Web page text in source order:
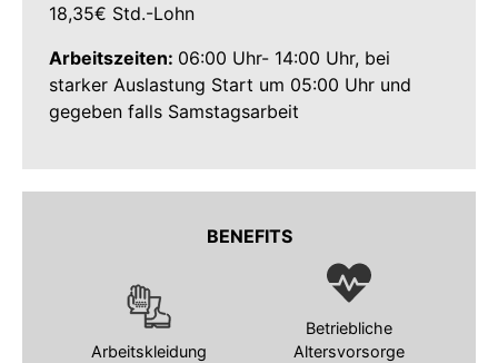
18,35€ Std.-Lohn
Arbeitszeiten: 06:00 Uhr- 14:00 Uhr, bei
starker Auslastung Start um 05:00 Uhr und
gegeben falls Samstagsarbeit
BENEFITS
Arbeitskleidung
Betriebliche
Altersvorsorge